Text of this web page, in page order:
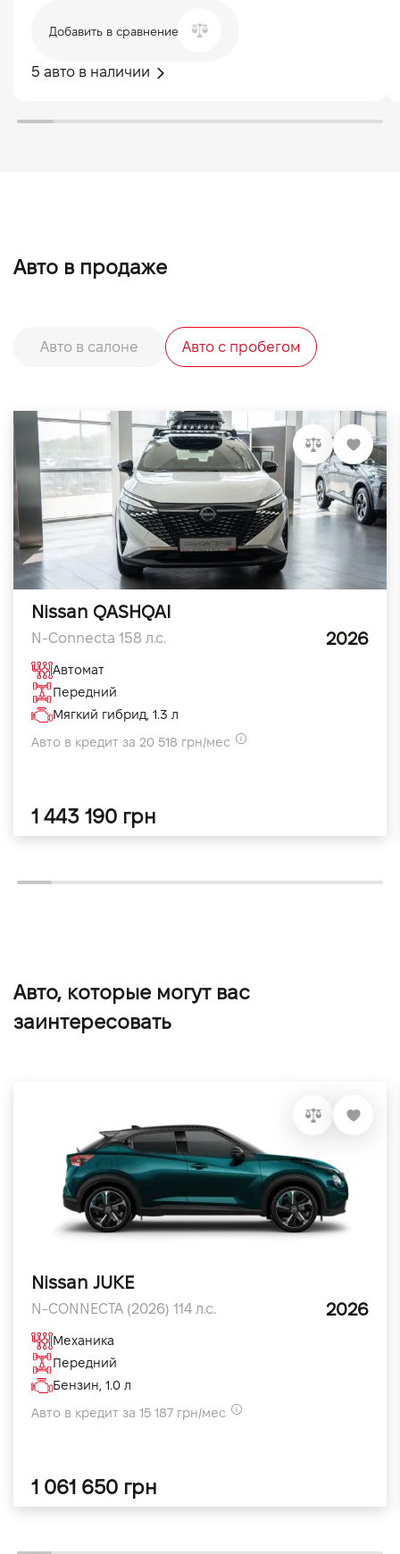
5 авто в наличии
Добавить в сравнение
Авто в продаже
Авто в салоне Авто с пробегом
Nissan QASHQAI
N-Connecta 158 л.с. 2026
Автомат
Передний
Мягкий гибрид, 1.3 л
Авто в кредит за 20 518 грн/мес
1 443 190 грн
Авто, которые могут вас
заинтересовать
Nissan JUKE
N-CONNECTA (2026) 114 л.с. 2026
Механика
Передний
Бензин, 1.0 л
Авто в кредит за 15 187 грн/мес
1 061 650 грн